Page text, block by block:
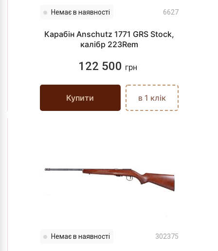
Немає в наявності 6627
Карабін Anschutz 1771 GRS Stock,
калібр 223Rem
122 500 грн
Купити в 1 клік
Немає в наявності 302375